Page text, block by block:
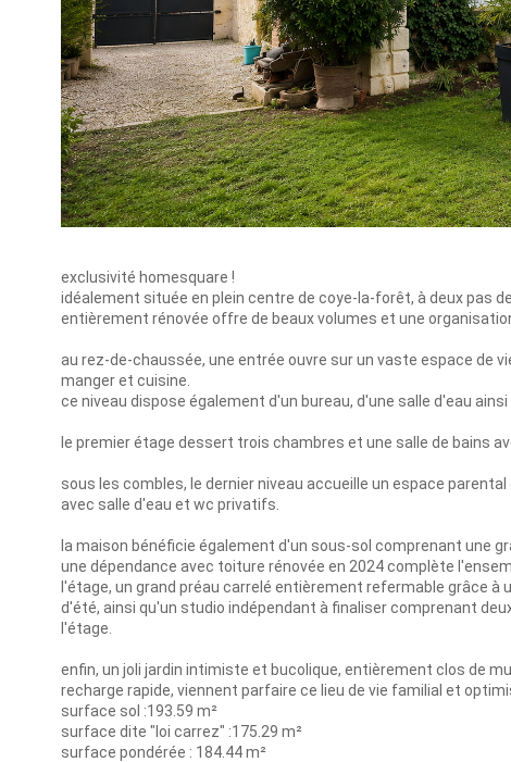
exclusivité homesquare !
idéalement située en plein centre de coye-la-forêt, à deux pas
entièrement rénovée offre de beaux volumes et une
au rez-de-chaussée, une entrée ouvre sur un vaste espace de
manger et cuisine.
ce niveau dispose également d'un bureau, d'une salle d'eau
le premier étage dessert trois chambres et une salle de bains
sous les combles, le dernier niveau accueille un espace
avec salle d'eau et wc privatifs.
la maison bénéficie également d'un sous-sol comprenant une
une dépendance avec toiture rénovée en 2024 complète
l'étage, un grand préau carrelé entièrement refermable grâce
d'été, ainsi qu'un studio indépendant à finaliser comprenant
l'étage.
enfin, un joli jardin intimiste et bucolique, entièrement clos de
recharge rapide, viennent parfaire ce lieu de vie familial et
surface sol :193.59 m²
surface dite "loi carrez" :175.29 m²
surface pondérée : 184.44 m²